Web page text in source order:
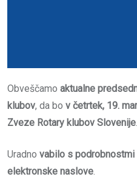
Obveščamo aktualne
klubov, da bo v četrtek, 19.
Zveze Rotary klubov Slovenije.
Uradno vabilo s
elektronske naslove.